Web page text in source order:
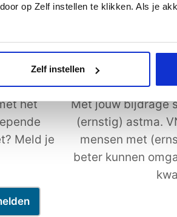
op Zelf instellen te klikken. Als je
Zelf instellen
het
Meld je
Steun
Met jouw bijdrage
(ernstig) astma.
mensen met
beter kunnen